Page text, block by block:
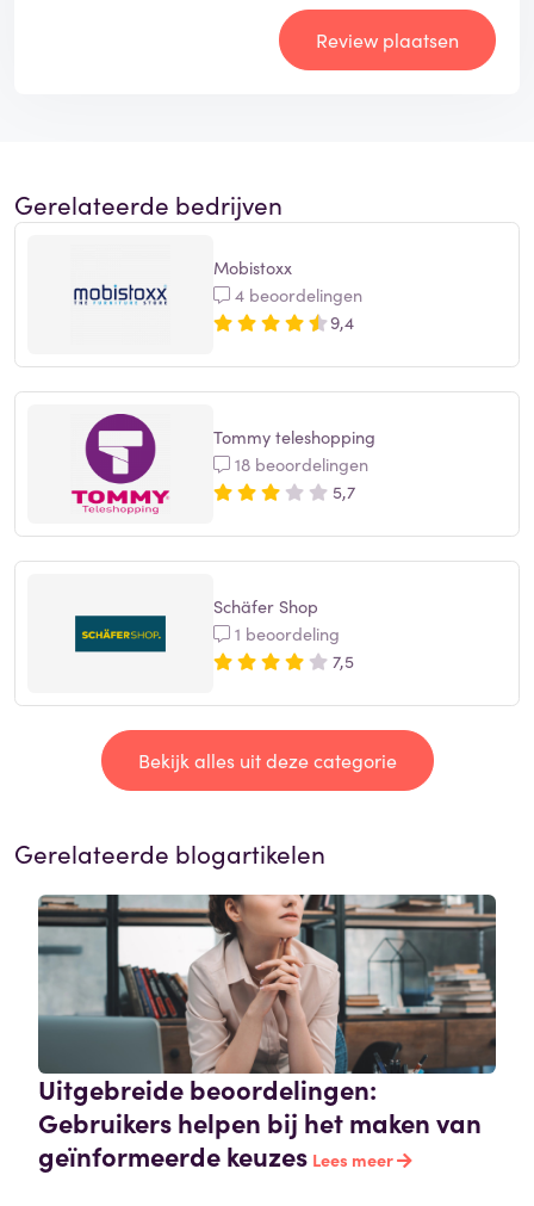
Review plaatsen
Gerelateerde bedrijven
Mobistoxx
4 beoordelingen
9,4
Tommy teleshopping
18 beoordelingen
5,7
Schäfer Shop
1 beoordeling
7,5
Bekijk alles uit deze categorie
Gerelateerde blogartikelen
Uitgebreide beoordelingen:
Gebruikers helpen bij het maken van
geïnformeerde keuzes Lees meer